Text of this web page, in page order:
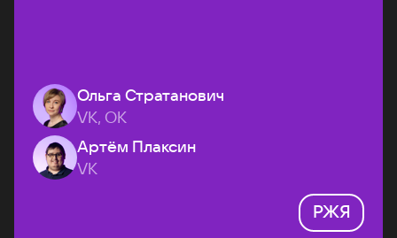
Ольга Стратанович
VK, ОК
Артём Плаксин
VK
РЖЯ